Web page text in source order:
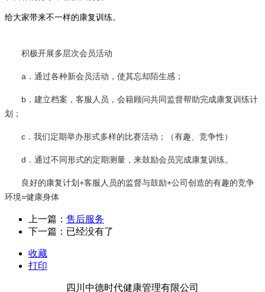
给大家带来不一样的康复训练。
积极开展多层次会员活动
a．通过各种新会员活动，使其忘却陌生感；
b．建立档案，客服人员，会籍顾问共同监督帮助完成康复训练计
划；
c．我们定期举办形式多样的比赛活动；（有趣、竞争性）
d．通过不同形式的定期测量，来鼓励会员完成康复训练。
良好的康复计划+客服人员的监督与鼓励+公司创造的有趣的竞争
环境=健康身体
上一篇： 售后服务
下一篇：已经没有了
收藏
打印
四川中德时代健康管理有限公司